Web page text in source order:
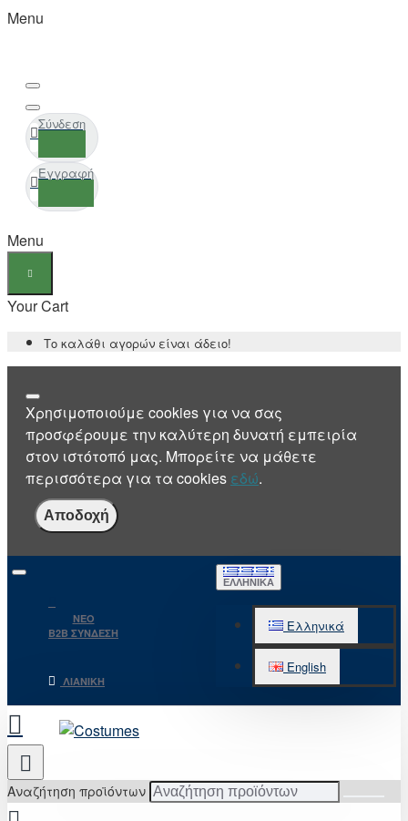
Menu
Σύνδεση
Εγγραφή
Menu
Your Cart
Το καλάθι αγορών είναι άδειο!
Χρησιμοποιούμε cookies για να σας
προσφέρουμε την καλύτερη δυνατή εμπειρία
στον ιστότοπό μας. Μπορείτε να μάθετε
περισσότερα για τα cookies εδώ.
Αποδοχή
NEO
B2B ΣΥΝΔΕΣΗ
ΛΙΑΝΙΚΉ
ΕΛΛΗΝΙΚΆ
Ελληνικά
English
Αναζήτηση προϊόντων